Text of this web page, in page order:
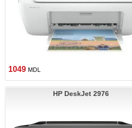
1049 MDL
HP DeskJet 2976